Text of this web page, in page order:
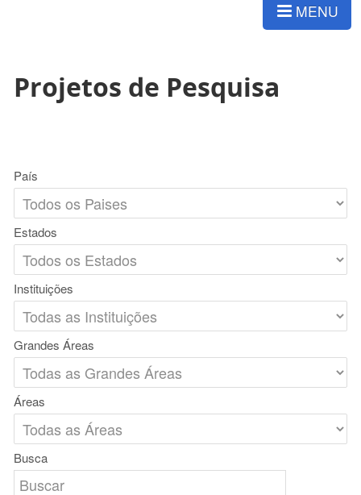
MENU
Projetos de Pesquisa
País
Estados
Instituições
Grandes Áreas
Áreas
Busca